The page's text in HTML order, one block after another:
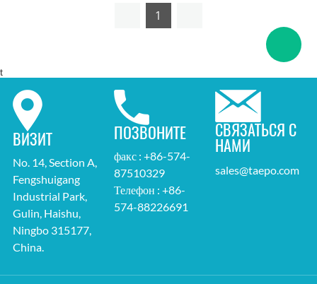
1
t
ВИЗИТ
No. 14, Section A,
Fengshuigang
Industrial Park,
Gulin, Haishu,
Ningbo 315177,
China.
ПОЗВОНИТЕ
факс : +86-574-
87510329
Телефон : +86-
574-88226691
СВЯЗАТЬСЯ С
НАМИ
sales@taepo.com